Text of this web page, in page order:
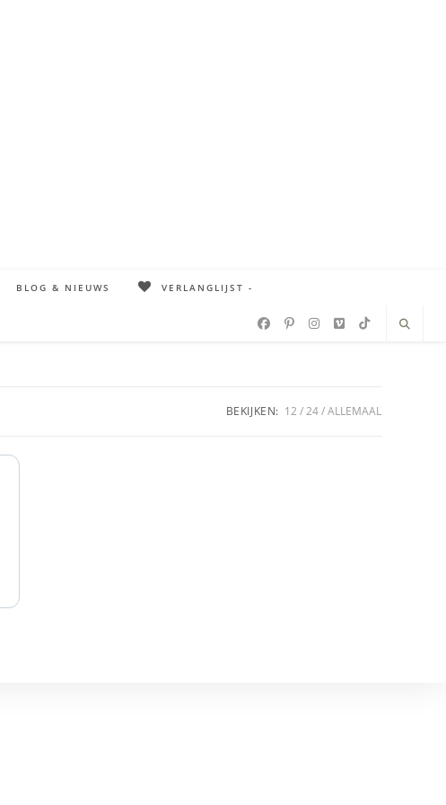
BLOG & NIEUWS VERLANGLIJST -
BEKIJKEN: 12 24 ALLEMAAL